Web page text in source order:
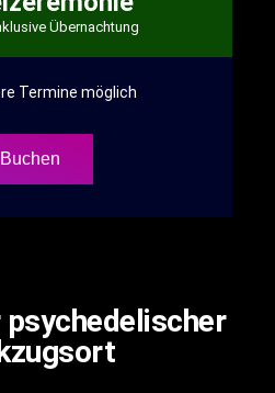
Übernachtung
Termine möglich
Buchen